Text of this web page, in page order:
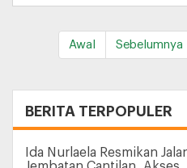
Awal Sebelumnya
BERITA TERPOPULER
Ida Nurlaela Resmikan